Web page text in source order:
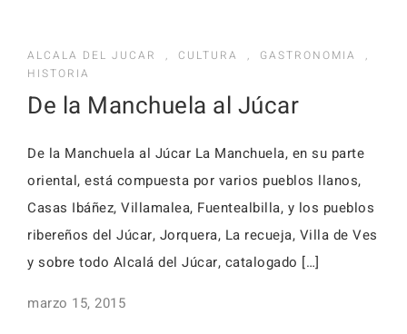
ALCALA DEL JUCAR , CULTURA , GASTRONOMIA
,
HISTORIA
De la Manchuela al Júcar
De la Manchuela al Júcar La Manchuela, en su parte
oriental, está compuesta por varios pueblos llanos,
Casas Ibáñez, Villamalea, Fuentealbilla, y los pueblos
ribereños del Júcar, Jorquera, La recueja, Villa de Ves
y sobre todo Alcalá del Júcar, catalogado […]
marzo 15, 2015